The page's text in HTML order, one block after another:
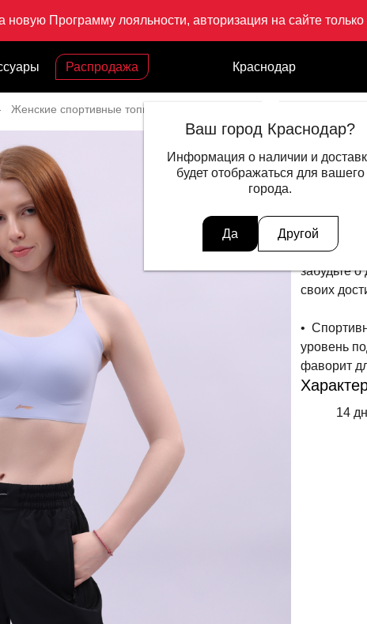
Программу лояльности, авторизация на сайте только
Распродажа Краснодар
Ваш город Краснодар?
Информация о наличии и
будет отображаться для вашего
города.
Да Другой
Женские спортивные топы
LI-NING
4 999 ₽
Нет в
Описание
•
забудьте
своих
•
уровень
фаворит
14